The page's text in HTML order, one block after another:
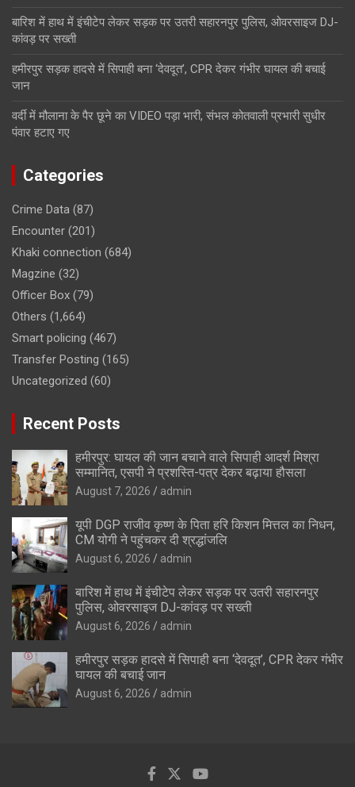
बारिश में हाथ में इंचीटेप लेकर सड़क पर उतरी सहारनपुर पुलिस, ओवरसाइज DJ-
कांवड़ पर सख्ती
हमीरपुर सड़क हादसे में सिपाही बना ‘देवदूत’, CPR देकर गंभीर घायल की बचाई
जान
वर्दी में मौलाना के पैर छूने का VIDEO पड़ा भारी, संभल कोतवाली प्रभारी सुधीर
पंवार हटाए गए
Categories
Crime Data (87)
Encounter (201)
Khaki connection (684)
Magzine (32)
Officer Box (79)
Others (1,664)
Smart policing (467)
Transfer Posting (165)
Uncategorized (60)
Recent Posts
हमीरपुर: घायल की जान बचाने वाले सिपाही आदर्श मिश्रा
सम्मानित, एसपी ने प्रशस्ति-पत्र देकर बढ़ाया हौसला
August 7, 2026 admin
यूपी DGP राजीव कृष्ण के पिता हरि किशन मित्तल का निधन,
CM योगी ने पहुंचकर दी श्रद्धांजलि
August 6, 2026 admin
बारिश में हाथ में इंचीटेप लेकर सड़क पर उतरी सहारनपुर
पुलिस, ओवरसाइज DJ-कांवड़ पर सख्ती
August 6, 2026 admin
हमीरपुर सड़क हादसे में सिपाही बना ‘देवदूत’, CPR देकर गंभीर
घायल की बचाई जान
August 6, 2026 admin